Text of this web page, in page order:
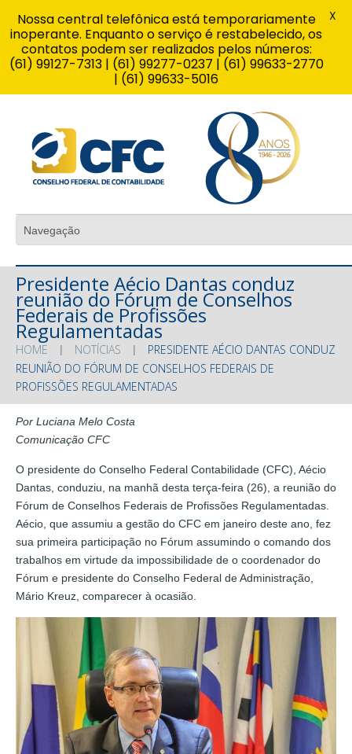
Presidente Aécio Dantas conduz
reunião do Fórum de Conselhos
Federais de Profissões
Regulamentadas
HOME NOTÍCIAS
PRESIDENTE AÉCIO DANTAS CONDUZ
REUNIÃO DO FÓRUM DE CONSELHOS FEDERAIS DE
PROFISSÕES REGULAMENTADAS
Por Luciana Melo Costa
Comunicação CFC
O presidente do Conselho Federal Contabilidade (CFC), Aécio
Dantas, conduziu, na manhã desta terça-feira (26), a reunião do
Fórum de Conselhos Federais de Profissões Regulamentadas.
Aécio, que assumiu a gestão do CFC em janeiro deste ano, fez
sua primeira participação no Fórum assumindo o comando dos
trabalhos em virtude da impossibilidade de o coordenador do
Fórum e presidente do Conselho Federal de Administração,
Mário Kreuz, comparecer à ocasião.
Nossa central telefônica está temporariamente
inoperante. Enquanto o serviço é restabelecido, os
contatos podem ser realizados pelos números:
(61) 99127-7313 | (61) 99277-0237 | (61) 99633-2770
| (61) 99633-5016
X